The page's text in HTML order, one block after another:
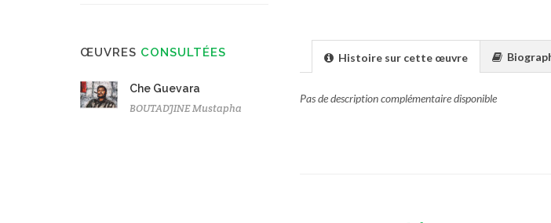
Histoire sur cette œuvre
Pas de description complémentaire disponible
ŒUVRES CONSULTÉES
Che Guevara
BOUTADJINE Mustapha